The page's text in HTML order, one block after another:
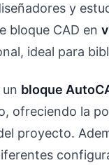
y
bloque CAD en
ideal para
bloque
ofreciendo la
proyecto.